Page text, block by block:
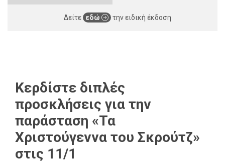
Δείτε εδώ την ειδική έκδοση
Κερδίστε διπλές
προσκλήσεις για την
παράσταση «Τα
Χριστούγεννα του Σκρούτζ»
στις 11/1